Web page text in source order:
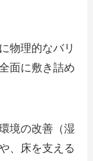
物理的なバリ
面に敷き詰め
境の改善（湿
、床を支える